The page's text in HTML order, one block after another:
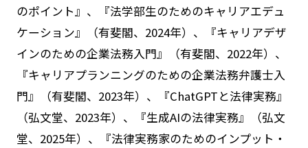
のポイント』、『法学部生のためのキャリアエデュ
ケーション』（有斐閣、2024年）、『キャリアデザ
インのための企業法務入門』（有斐閣、2022年）、
『キャリアプランニングのための企業法務弁護士入
門』（有斐閣、2023年）、『ChatGPTと法律実務』
（弘文堂、2023年）、『生成AIの法律実務』（弘文
堂、2025年）、『法律実務家のためのインプット・